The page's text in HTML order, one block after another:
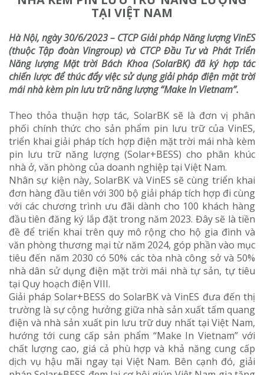
TẠI VIỆT NAM
Hà Nội, ngày 30/6/2023 – CTCP Giải pháp Năng lượng VinES
(thuộc Tập đoàn Vingroup) và CTCP Đầu Tư và Phát Triển
Năng lượng Mặt trời Bách Khoa (SolarBK) đã ký hợp tác
chiến lược để thúc đẩy việc sử dụng giải pháp điện mặt trời
mái nhà kèm pin lưu trữ năng lượng “Make In Vietnam”.
Theo thỏa thuận hợp tác, SolarBK sẽ là đơn vị phân
phối chính thức cho sản phẩm pin lưu trữ của VinES,
triển khai giải pháp tích hợp điện mặt trời mái nhà kèm
pin lưu trữ năng lượng (Solar+BESS) cho phân khúc
nhà ở, văn phòng của doanh nghiệp tại Việt Nam.
Nhân sự kiện này, SolarBK và VinES sẽ cùng triển khai
đơn hàng đầu tiên với 300 bộ giải pháp tích hợp đi cùng
với các chương trình ưu đãi dành cho 100 khách hàng
đầu tiên đăng ký lắp đặt trong năm 2023. Đây sẽ là tiền
đề để triển khai trên quy mô rộng cho hộ gia đình và
văn phòng thương mại từ năm 2024, góp phần vào mục
tiêu đến năm 2030 có 50% các tòa nhà công sở và 50%
nhà dân sử dụng điện mặt trời mái nhà tự sản, tự tiêu
tại Quy hoạch điện VIII.
Giải pháp Solar+BESS do SolarBK và VinES đưa đến thị
trường là sự cộng hưởng giữa nhà sản xuất tấm quang
điện và nhà sản xuất pin lưu trữ duy nhất tại Việt Nam,
hướng tới cung cấp sản phẩm “Make In Vietnam” với
chất lượng cao, giá cả phù hợp và khả năng cung cấp
dịch vụ hậu mãi ngay tại Việt Nam. Bên cạnh đó, giải